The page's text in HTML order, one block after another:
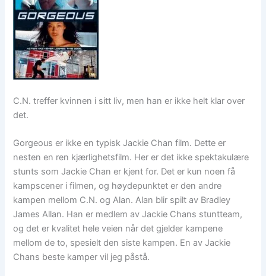
C.N. treffer kvinnen i sitt liv, men han er ikke helt klar over
det.
Gorgeous er ikke en typisk Jackie Chan film. Dette er
nesten en ren kjærlighetsfilm. Her er det ikke spektakulære
stunts som Jackie Chan er kjent for. Det er kun noen få
kampscener i filmen, og høydepunktet er den andre
kampen mellom C.N. og Alan. Alan blir spilt av Bradley
James Allan. Han er medlem av Jackie Chans stuntteam,
og det er kvalitet hele veien når det gjelder kampene
mellom de to, spesielt den siste kampen. En av Jackie
Chans beste kamper vil jeg påstå.